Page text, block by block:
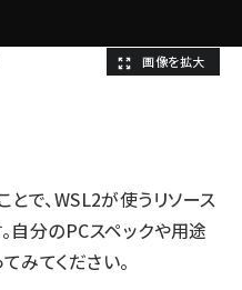
で、WSL2が使うリソース
自分のPCスペックや用途
みてください。